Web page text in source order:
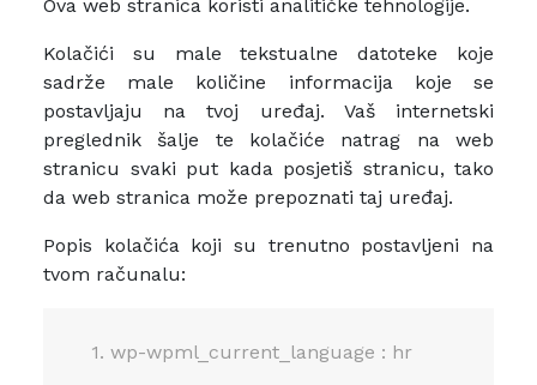
Ova web stranica koristi analitičke tehnologije.
Kolačići su male tekstualne datoteke koje
sadrže male količine informacija koje se
postavljaju na tvoj uređaj. Vaš internetski
preglednik šalje te kolačiće natrag na web
stranicu svaki put kada posjetiš stranicu, tako
da web stranica može prepoznati taj uređaj.
Popis kolačića koji su trenutno postavljeni na
tvom računalu:
1. wp-wpml_current_language : hr